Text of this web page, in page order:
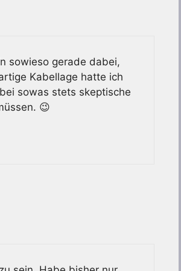
sowieso gerade dabei,
Kabellage hatte ich
sowas stets skeptische
😉